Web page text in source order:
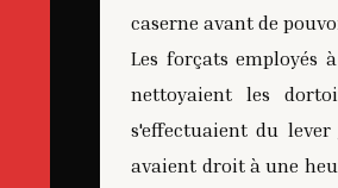
caserne avant de
Les forçats employés
nettoyaient les
s'effectuaient du
avaient droit à une